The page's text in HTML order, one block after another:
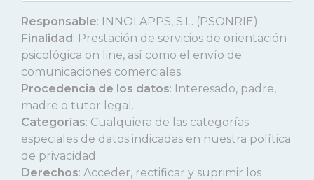
Responsable: INNOLAPPS, S.L. (PSONRIE)
Finalidad: Prestación de servicios de orientación
psicológica on line, así como el envío de
comunicaciones comerciales.
Procedencia de los datos: Interesado, padre,
madre o tutor legal.
Categorías: Cualquiera de las categorías
especiales de datos indicadas en nuestra política
de privacidad.
Derechos: Acceder, rectificar y suprimir los